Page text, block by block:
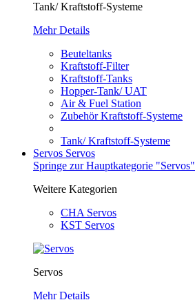
Tank/ Kraftstoff-Systeme
Mehr Details
Beuteltanks
Kraftstoff-Filter
Kraftstoff-Tanks
Hopper-Tank/ UAT
Air & Fuel Station
Zubehör Kraftstoff-Systeme
Tank/ Kraftstoff-Systeme
Servos Servos
Springe zur Hauptkategorie "Servos"
Weitere Kategorien
CHA Servos
KST Servos
Servos
Mehr Details